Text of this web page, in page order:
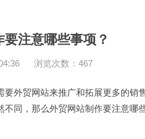
注意哪些事项？
浏览次数：467
外贸网站来推广和拓展更多的销
不同，那么外贸网站制作要注意哪